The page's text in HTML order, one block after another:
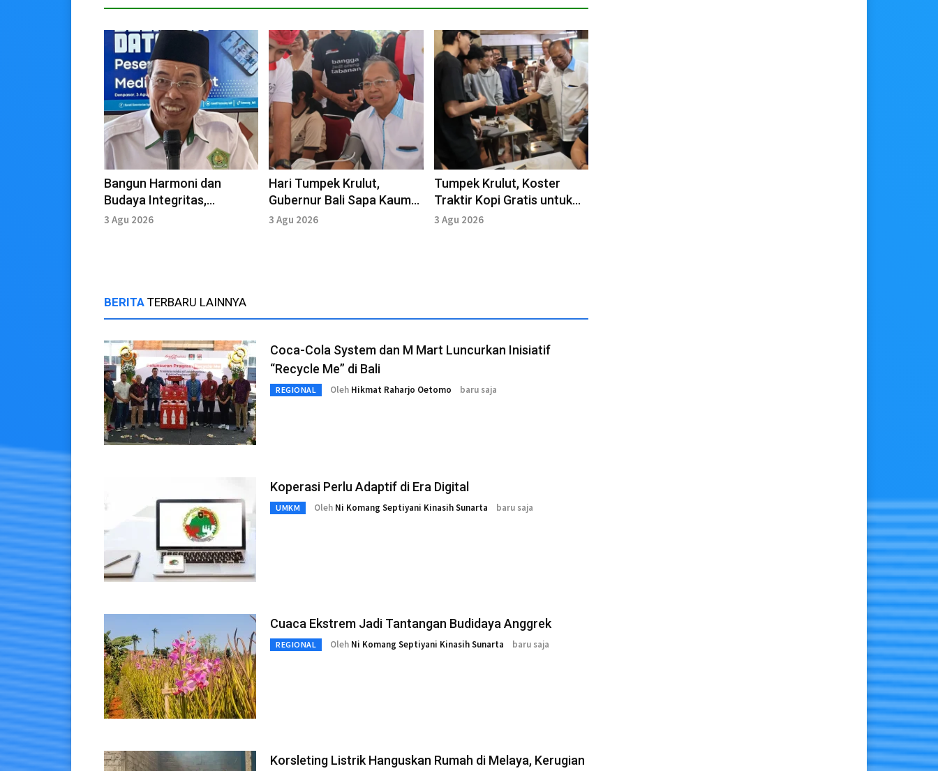
Bangun Harmoni dan
Budaya Integritas,
Kemenag Bali Perkuat
3 Agu 2026
Hari Tumpek Krulut,
Gubernur Bali Sapa Kaum
Muda di Tabanan
3 Agu 2026
Tumpek Krulut, Koster
Traktir Kopi Gratis untuk
Dukung UMKM
3 Agu 2026
BERITA TERBARU LAINNYA
Coca-Cola System dan M Mart Luncurkan Inisiatif
“Recycle Me” di Bali
REGIONAL Oleh Hikmat Raharjo Oetomo baru saja
Koperasi Perlu Adaptif di Era Digital
UMKM Oleh Ni Komang Septiyani Kinasih Sunarta baru saja
Cuaca Ekstrem Jadi Tantangan Budidaya Anggrek
REGIONAL Oleh Ni Komang Septiyani Kinasih Sunarta baru saja
Korsleting Listrik Hanguskan Rumah di Melaya, Kerugian